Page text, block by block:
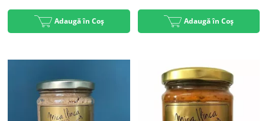
Adaugă în Coș Adaugă în Coș